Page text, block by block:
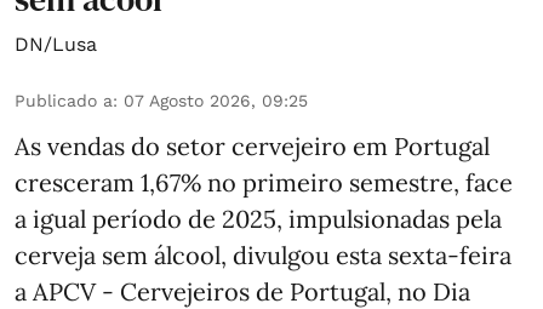
DN/Lusa
Publicado a: 07 Agosto 2026, 09:25
As vendas do setor cervejeiro em Portugal
cresceram 1,67% no primeiro semestre, face
a igual período de 2025, impulsionadas pela
cerveja sem álcool, divulgou esta sexta-feira
a APCV - Cervejeiros de Portugal, no Dia